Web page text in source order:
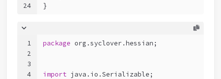
24
}
1
2
3
4
package org.syclover.hessian;
import java.io.Serializable;